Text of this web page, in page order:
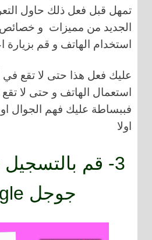
تمهل قبل فعل ذلك حاول
الجديد من مميزات و خصائص
استخدام الهاتف و قم بزيارة
عليك فعل هذا حتى لا تقع في
استعمال الهاتف و حتى لا
فببساطة عليك فهم الجوال
اولا
3- قم
جوجل google